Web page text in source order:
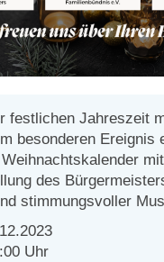
(Uckermark)
до Штрасбурга
în Strasburg
festlichen Jahreszeit
besonderen Ereignis
des
stimmungsvoller
Uhr